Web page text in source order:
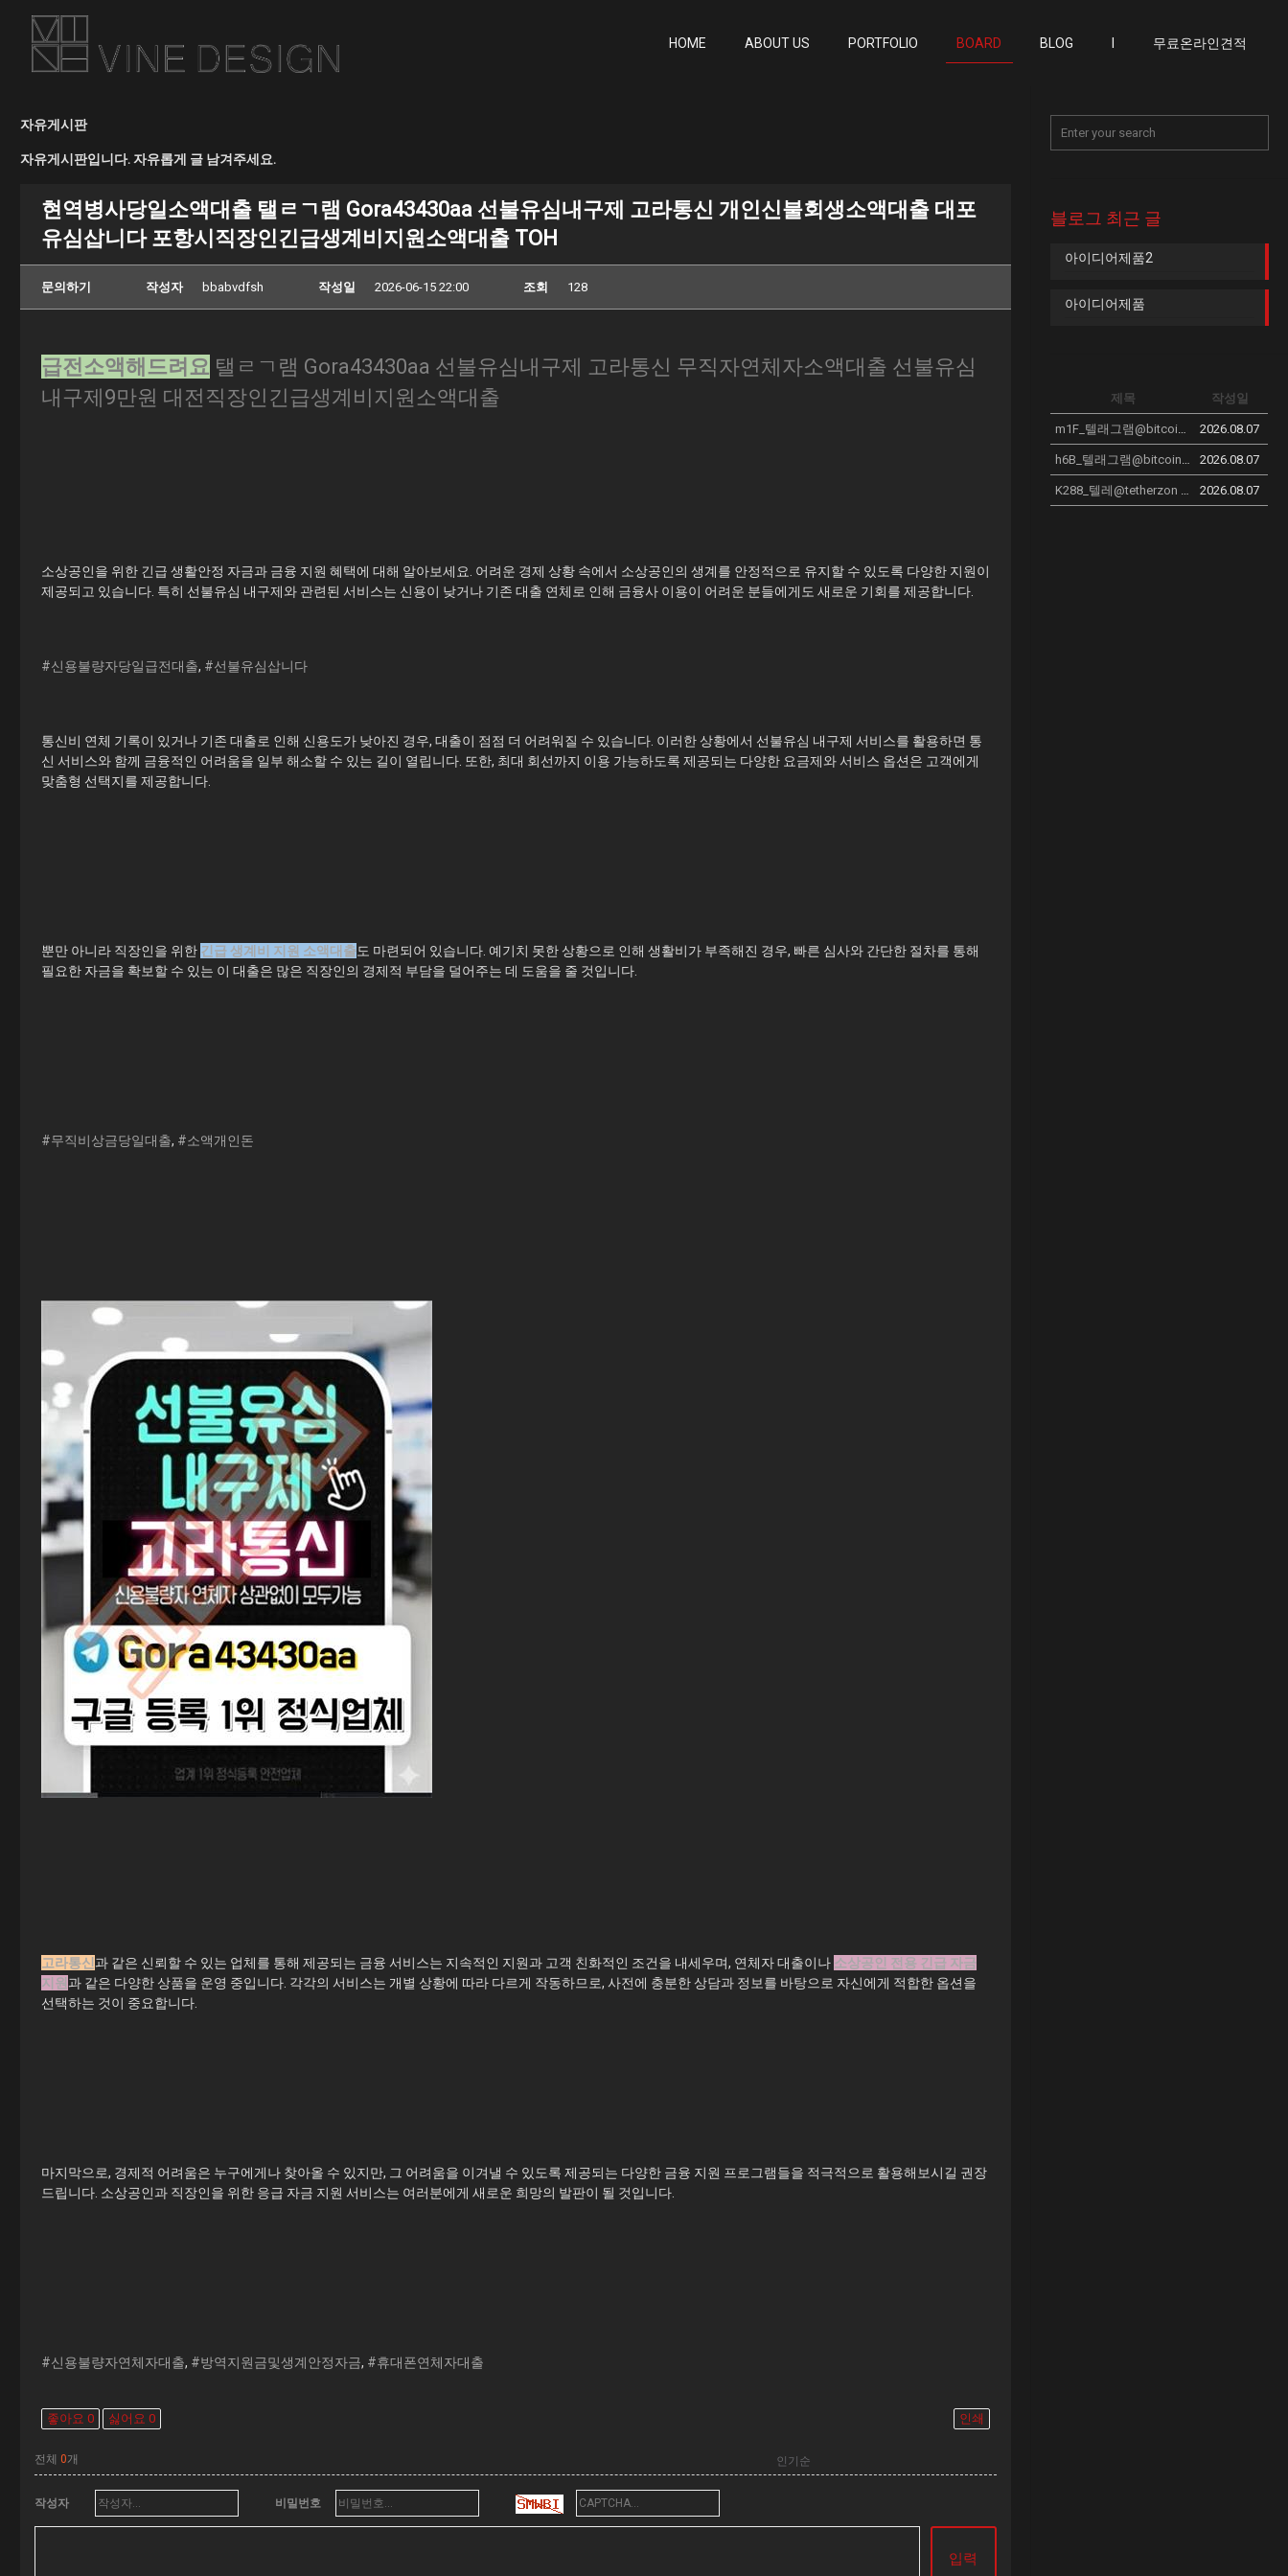
HOME ABOUT US PORTFOLIO BOARD BLOG 무료온라인견적
자유게시판
자유게시판입니다. 자유롭게 글 남겨주세요.
현역병사당일소액대출 탤ㄹㄱ램 Gora43430aa 선불유심내구제 고라통신 개인신불회생소액대출 대포
유심삽니다 포항시직장인긴급생계비지원소액대출 TOH
문의하기 작성자 bbabvdfsh 작성일 2026-06-15 22:00 조회 128
급전소액해드려요 탤ㄹㄱ램 Gora43430aa 선불유심내구제 고라통신 무직자연체자소액대출 선불유심
내구제9만원 대전직장인긴급생계비지원소액대출
소상공인을 위한 긴급 생활안정 자금과 금융 지원 혜택에 대해 알아보세요. 어려운 경제 상황 속에서 소상공인의 생계를 안정적으로 유지할 수 있도록 다양한 지원이
제공되고 있습니다. 특히 선불유심 내구제와 관련된 서비스는 신용이 낮거나 기존 대출 연체로 인해 금융사 이용이 어려운 분들에게도 새로운 기회를 제공합니다.
#신용불량자당일급전대출, #선불유심삽니다
통신비 연체 기록이 있거나 기존 대출로 인해 신용도가 낮아진 경우, 대출이 점점 더 어려워질 수 있습니다. 이러한 상황에서 선불유심 내구제 서비스를 활용하면 통
신 서비스와 함께 금융적인 어려움을 일부 해소할 수 있는 길이 열립니다. 또한, 최대 회선까지 이용 가능하도록 제공되는 다양한 요금제와 서비스 옵션은 고객에게
맞춤형 선택지를 제공합니다.
뿐만 아니라 직장인을 위한 긴급 생계비 지원 소액대출도 마련되어 있습니다. 예기치 못한 상황으로 인해 생활비가 부족해진 경우, 빠른 심사와 간단한 절차를 통해
필요한 자금을 확보할 수 있는 이 대출은 많은 직장인의 경제적 부담을 덜어주는 데 도움을 줄 것입니다.
#무직비상금당일대출, #소액개인돈
고라통신 과 같은 신뢰할 수 있는 업체를 통해 제공되는 금융 서비스는 지속적인 지원과 고객 친화적인 조건을 내세우며, 연체자 대출이나 소상공인 전용 긴급 자금
지원과 같은 다양한 상품을 운영 중입니다. 각각의 서비스는 개별 상황에 따라 다르게 작동하므로, 사전에 충분한 상담과 정보를 바탕으로 자신에게 적합한 옵션을
선택하는 것이 중요합니다.
마지막으로, 경제적 어려움은 누구에게나 찾아올 수 있지만, 그 어려움을 이겨낼 수 있도록 제공되는 다양한 금융 지원 프로그램들을 적극적으로 활용해보시길 권장
드립니다. 소상공인과 직장인을 위한 응급 자금 지원 서비스는 여러분에게 새로운 희망의 발판이 될 것입니다.
#신용불량자연체자대출, #방역지원금및생계안정자금, #휴대폰연체자대출
좋아요 0 싫어요 0 인쇄
전체 0개
작성자 비밀번호
블로그 최근 글
아이디어제품2
아이디어제품
제목 작성일
m1F_텔래그램@bitcoinsyri 모든코인현금화 네로코인_s6Y 2026.08.07
h6B_텔래그램@bitcoinsyri 리플구매 리플코인삽니다_r2Z 2026.08.07
K288_텔레@tetherzon 컬쳐랜드코인구매방법 컬쳐랜드테더구매 2026.08.07